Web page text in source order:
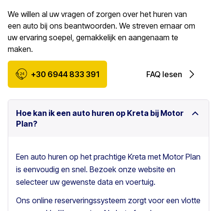
We willen al uw vragen of zorgen over het huren van
een auto bij ons beantwoorden. We streven ernaar om
uw ervaring soepel, gemakkelijk en aangenaam te
maken.
+30 6944 833 391 FAQ lesen
Hoe kan ik een auto huren op Kreta bij Motor
Plan?
Een auto huren op het prachtige Kreta met Motor Plan
is eenvoudig en snel. Bezoek onze website en
selecteer uw gewenste data en voertuig.
Ons online reserveringssysteem zorgt voor een vlotte